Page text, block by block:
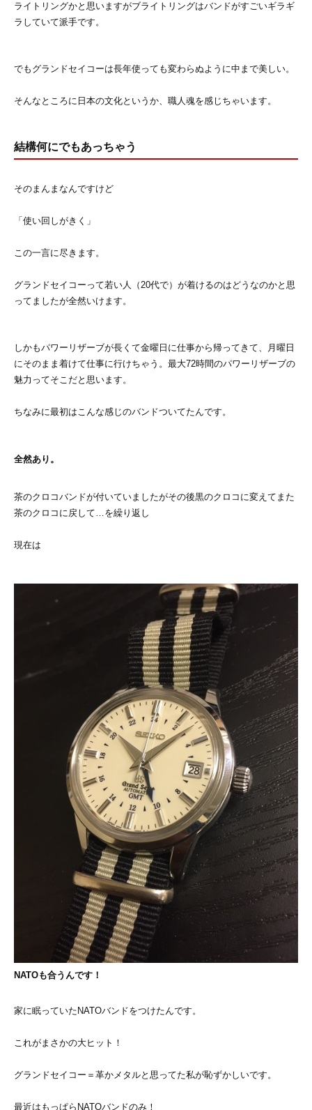
ライトリングかと思いますがブライトリングはバンドがすごいギラギ
ラしていて派手です。
でもグランドセイコーは長年使っても変わらぬように中まで美しい。
そんなところに日本の文化というか、職人魂を感じちゃいます。
結構何にでもあっちゃう
そのまんまなんですけど
「使い回しがきく」
この一言に尽きます。
グランドセイコーって若い人（20代で）が着けるのはどうなのかと思
ってましたが全然いけます。
しかもパワーリザーブが長くて金曜日に仕事から帰ってきて、月曜日
にそのまま着けて仕事に行けちゃう。最大72時間のパワーリザーブの
魅力ってそこだと思います。
ちなみに最初はこんな感じのバンドついてたんです。
全然あり。
茶のクロコバンドが付いていましたがその後黒のクロコに変えてまた
茶のクロコに戻して…を繰り返し
現在は
NATOも合うんです！
家に眠っていたNATOバンドをつけたんです。
これがまさかの大ヒット！
グランドセイコー＝革かメタルと思ってた私が恥ずかしいです。
最近はもっぱらNATOバンドのみ！